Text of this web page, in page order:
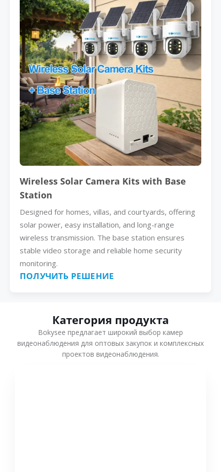
Wireless Solar Camera Kits with Base
Station
Designed for homes, villas, and courtyards, offering
solar power, easy installation, and long-range
wireless transmission. The base station ensures
stable video storage and reliable home security
monitoring.
ПОЛУЧИТЬ РЕШЕНИЕ
Категория продукта
Bokysee предлагает широкий выбор камер
видеонаблюдения для оптовых закупок и комплексных
проектов видеонаблюдения.